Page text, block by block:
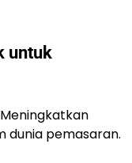
untuk
dunia pemasaran.